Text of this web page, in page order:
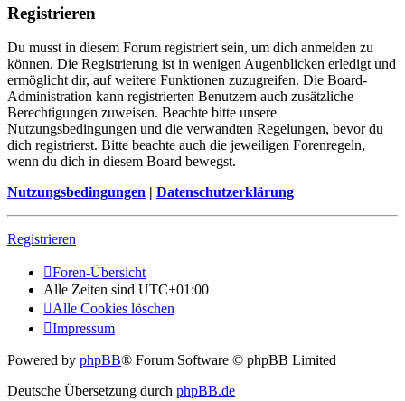
Registrieren
Du musst in diesem Forum registriert sein, um dich anmelden zu
können. Die Registrierung ist in wenigen Augenblicken erledigt und
ermöglicht dir, auf weitere Funktionen zuzugreifen. Die Board-
Administration kann registrierten Benutzern auch zusätzliche
Berechtigungen zuweisen. Beachte bitte unsere
Nutzungsbedingungen und die verwandten Regelungen, bevor du
dich registrierst. Bitte beachte auch die jeweiligen Forenregeln,
wenn du dich in diesem Board bewegst.
Nutzungsbedingungen | Datenschutzerklärung
Registrieren
Foren-Übersicht
Alle Zeiten sind UTC+01:00
Alle Cookies löschen
Impressum
Powered by phpBB® Forum Software © phpBB Limited
Deutsche Übersetzung durch phpBB.de